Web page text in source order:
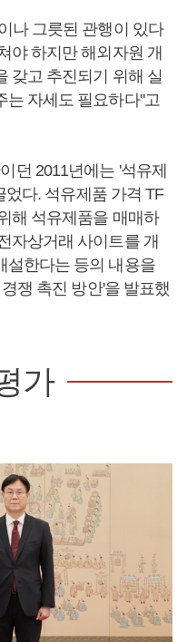
나 그릇된 관행이 있다
야 하지만 해외자원 개
갖고 추진되기 위해 실
는 자세도 필요하다"고
던 2011년에는 '석유제
었다. 석유제품 가격 TF
해 석유제품을 매매하
자상거래 사이트를 개
설한다는 등의 내용을
쟁 촉진 방안'을 발표했
가